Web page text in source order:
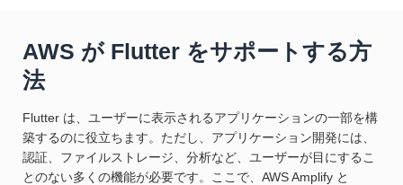
AWS が Flutter をサポートする方
法
Flutter は、ユーザーに表示されるアプリケーションの一部を構
築するのに役立ちます。ただし、アプリケーション開発には、
認証、ファイルストレージ、分析など、ユーザーが目にするこ
とのない多くの機能が必要です。ここで、AWS Amplify と